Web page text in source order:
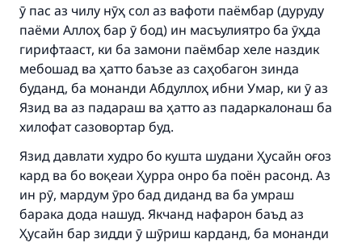
ӯ пас аз чилу нӯҳ сол аз вафоти паёмбар (дуруду
паёми Аллоҳ бар ӯ бод) ин масъулиятро ба ӯҳда
гирифтааст, ки ба замони паёмбар хеле наздик
мебошад ва ҳатто баъзе аз саҳобагон зинда
буданд, ба монанди Абдуллоҳ ибни Умар, ки ӯ аз
Язид ва аз падараш ва ҳатто аз падаркалонаш ба
хилофат сазовортар буд.
Язид давлати худро бо кушта шудани Ҳусайн оғоз
кард ва бо воқеаи Ҳурра онро ба поён расонд. Аз
ин рӯ, мардум ӯро бад диданд ва ба умраш
барака дода нашуд. Якчанд нафарон баъд аз
Ҳусайн бар зидди ӯ шӯриш карданд, ба монанди